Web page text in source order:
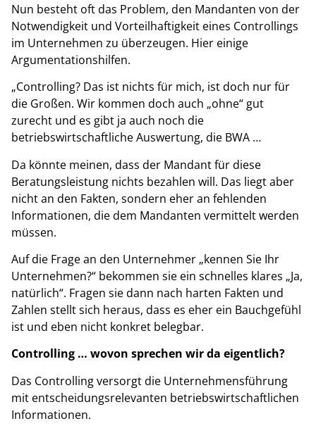
Nun besteht oft das Problem, den Mandanten von der
Notwendigkeit und Vorteilhaftigkeit eines Controllings
im Unternehmen zu überzeugen. Hier einige
Argumentationshilfen.
„Controlling? Das ist nichts für mich, ist doch nur für
die Großen. Wir kommen doch auch „ohne“ gut
zurecht und es gibt ja auch noch die
betriebswirtschaftliche Auswertung, die BWA …
Da könnte meinen, dass der Mandant für diese
Beratungsleistung nichts bezahlen will. Das liegt aber
nicht an den Fakten, sondern eher an fehlenden
Informationen, die dem Mandanten vermittelt werden
müssen.
Auf die Frage an den Unternehmer „kennen Sie Ihr
Unternehmen?“ bekommen sie ein schnelles klares „Ja,
natürlich“. Fragen sie dann nach harten Fakten und
Zahlen stellt sich heraus, dass es eher ein Bauchgefühl
ist und eben nicht konkret belegbar.
Controlling … wovon sprechen wir da eigentlich?
Das Controlling versorgt die Unternehmensführung
mit entscheidungsrelevanten betriebswirtschaftlichen
Informationen.